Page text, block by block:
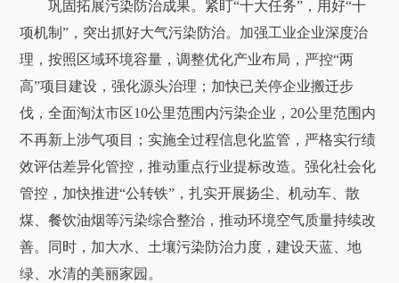
巩固拓展污染防治成果。紧盯“十大任务”，用好“十
项机制”，突出抓好大气污染防治。加强工业企业深度治
理，按照区域环境容量，调整优化产业布局，严控“两
高”项目建设，强化源头治理；加快已关停企业搬迁步
伐，全面淘汰市区10公里范围内污染企业，20公里范围内
不再新上涉气项目；实施全过程信息化监管，严格实行绩
效评估差异化管控，推动重点行业提标改造。强化社会化
管控，加快推进“公转铁”，扎实开展扬尘、机动车、散
煤、餐饮油烟等污染综合整治，推动环境空气质量持续改
善。同时，加大水、土壤污染防治力度，建设天蓝、地
绿、水清的美丽家园。